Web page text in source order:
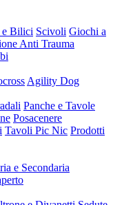
e Bilici Scivoli Giochi a
Anti Trauma
Agility Dog
Panche e Tavole
Posacenere
Tavoli Pic Nic Prodotti
e Secondaria